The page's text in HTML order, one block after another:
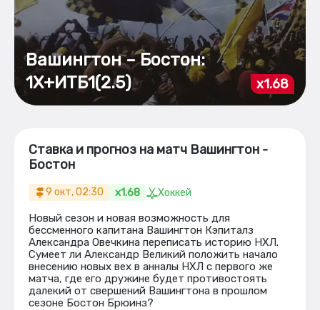
Вашингтон – Бостон:
1Х+ИТБ1(2.5)
x1.68
Ставка и прогноз на матч Вашингтон -
Бостон
9 окт, 02:30 x1.68 Хоккей
Новый сезон и новая возможность для
бессменного капитана Вашингтон Кэпиталз
Александра Овечкина переписать историю НХЛ.
Сумеет ли Александр Великий положить начало
внесению новых вех в анналы НХЛ с первого же
матча, где его дружине будет противостоять
далекий от свершений Вашингтона в прошлом
сезоне Бостон Брюинз?